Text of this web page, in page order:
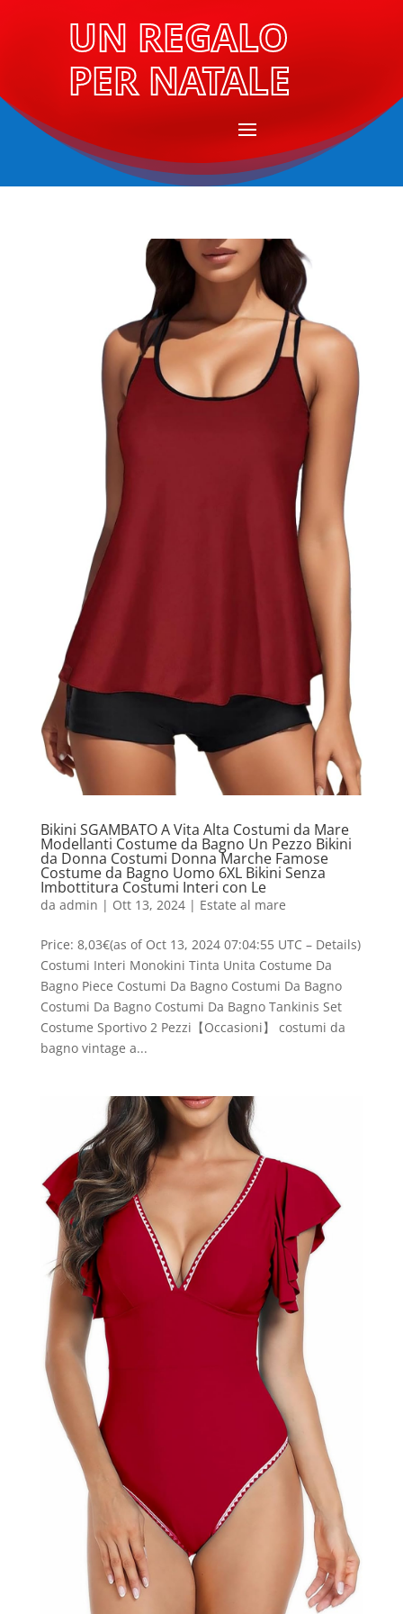
UN REGALO
PER NATALE
Bikini SGAMBATO A Vita Alta Costumi da Mare
Modellanti Costume da Bagno Un Pezzo Bikini
da Donna Costumi Donna Marche Famose
Costume da Bagno Uomo 6XL Bikini Senza
Imbottitura Costumi Interi con Le
da admin | Ott 13, 2024| Estate al mare
Price: 8,03€(as of Oct 13, 2024 07:04:55 UTC – Details)
Costumi Interi Monokini Tinta Unita Costume Da
Bagno Piece Costumi Da Bagno Costumi Da Bagno
Costumi Da Bagno Costumi Da Bagno Tankinis Set
Costume Sportivo 2 Pezzi【Occasioni】 costumi da
bagno vintage a...